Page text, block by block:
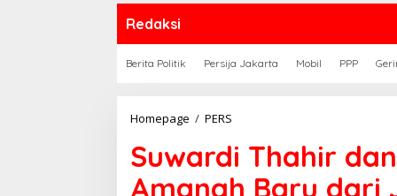
Redaksi
Berita Politik Persija Jakarta Mobil PPP
Homepage / PERS
dan
Dahlan
Abubakar,
Suwardi Thahir
Amanah Baru dari